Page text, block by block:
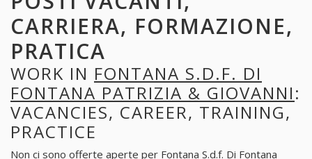
CARRIERA, FORMAZIONE,
PRATICA
WORK IN FONTANA S.D.F. DI
FONTANA PATRIZIA & GIOVANNI:
VACANCIES, CAREER, TRAINING,
PRACTICE
Non ci sono offerte aperte per Fontana S.d.f. Di Fontana